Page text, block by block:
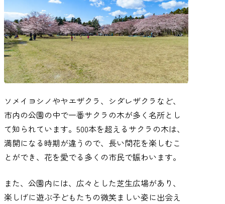
ソメイヨシノやヤエザクラ、シダレザクラなど、
市内の公園の中で一番サクラの木が多く名所とし
て知られています。500本を超えるサクラの木は、
満開になる時期が違うので、長い間花を楽しむこ
とができ、花を愛でる多くの市民で賑わいます。
また、公園内には、広々とした芝生広場があり、
楽しげに遊ぶ子どもたちの微笑ましい姿に出会え